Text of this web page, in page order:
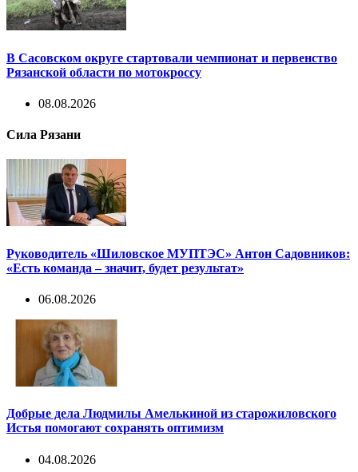
В Сасовском округе стартовали чемпионат и первенство
Рязанской области по мотокроссу
08.08.2026
Сила Рязани
Руководитель «Шиловское МУПТЭС» Антон Садовников:
«Есть команда – значит, будет результат»
06.08.2026
Добрые дела Людмилы Амелькиной из старожиловского
Истья помогают сохранять оптимизм
04.08.2026